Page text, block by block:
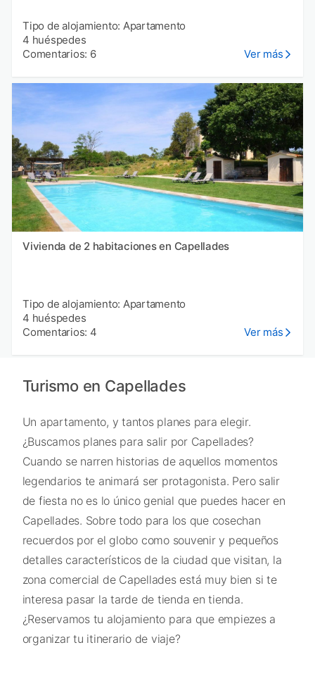
Tipo de alojamiento: Apartamento
4 huéspedes
Comentarios: 6
Ver más
Vivienda de 2 habitaciones en Capellades
Tipo de alojamiento: Apartamento
4 huéspedes
Comentarios: 4
Ver más
Turismo en Capellades
Un apartamento, y tantos planes para elegir.
¿Buscamos planes para salir por Capellades?
Cuando se narren historias de aquellos momentos
legendarios te animará ser protagonista. Pero salir
de fiesta no es lo único genial que puedes hacer en
Capellades. Sobre todo para los que cosechan
recuerdos por el globo como souvenir y pequeños
detalles característicos de la ciudad que visitan, la
zona comercial de Capellades está muy bien si te
interesa pasar la tarde de tienda en tienda.
¿Reservamos tu alojamiento para que empiezes a
organizar tu itinerario de viaje?